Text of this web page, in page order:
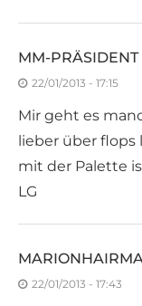
MM-PRÄSIDENT
22/01/2013 - 17:15
Mir geht es
lieber über flops
mit der Palette
LG
22/01/2013 - 17:43